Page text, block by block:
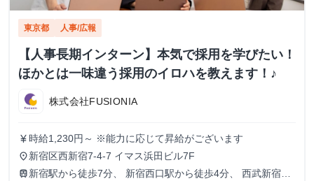
東京都 人事/広報
【人事長期インターン】本気で採用を学びたい！
ほかとは一味違う採用のイロハを教えます！♪
株式会社FUSIONIA
currency_yen 時給1,230円～ ※能力に応じて昇給がございます
place 新宿区西新宿7-4-7 イマス浜田ビル7F
train 新宿駅から徒歩7分、 新宿西口駅から徒歩4分、 西武新宿駅